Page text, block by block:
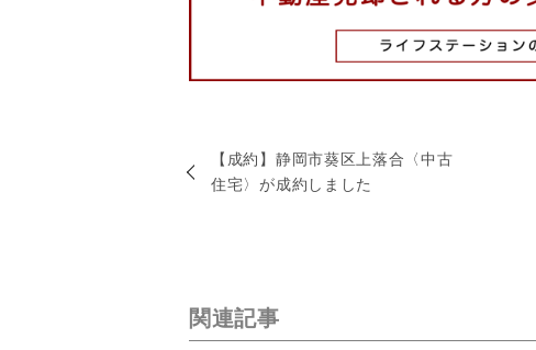
【成約】静岡市葵区上落合〈中古
住宅〉が成約しました
関連記事